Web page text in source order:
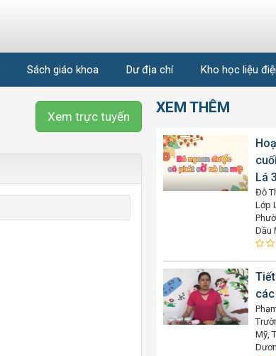
Sách giáo khoa Dư địa chí Kho học liệu
Xem trực tuyến
XEM THÊM
Lá
Đỗ
Lớp
Dầu
Mỹ,